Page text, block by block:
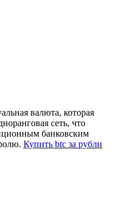
валюта, которая
сеть, что
банковским
Купить btc за рубли